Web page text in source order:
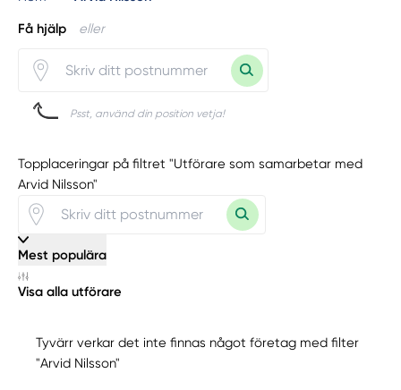
Få hjälp eller
Psst, använd din position vetja!
Topplaceringar på filtret "Utförare som samarbetar med
Arvid Nilsson"
Mest populära
Visa alla utförare
Tyvärr verkar det inte finnas något företag med filter
"Arvid Nilsson"